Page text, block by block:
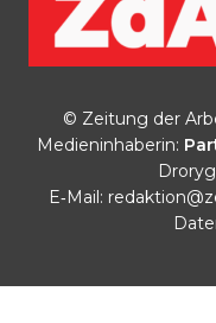
© Zeitung der
Medieninhaberin:
E‑Mail: